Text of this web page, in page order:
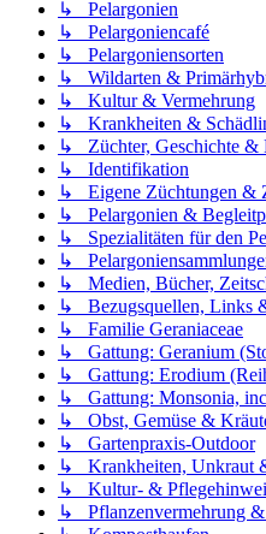
↳ Pelargonien
↳ Pelargoniencafé
↳ Pelargoniensorten
↳ Wildarten &
↳ Kultur & Vermehrung
↳ Krankheiten &
↳ Züchter, Geschichte &
↳ Identifikation
↳ Eigene Züchtungen &
↳ Pelargonien &
↳ Spezialitäten für den
↳
↳ Medien, Bücher,
↳ Bezugsquellen, Links
↳ Familie Geraniaceae
↳ Gattung: Geranium
↳ Gattung: Erodium
↳ Gattung: Monsonia,
↳ Obst, Gemüse &
↳ Gartenpraxis-Outdoor
↳ Krankheiten, Unkraut
↳ Kultur- &
↳ Pflanzenvermehrung &